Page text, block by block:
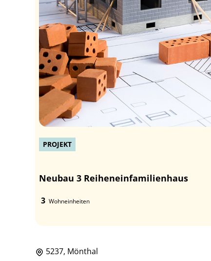
PROJEKT
Neubau 3 Reiheneinfamilienhaus
3 Wohneinheiten
5237, Mönthal